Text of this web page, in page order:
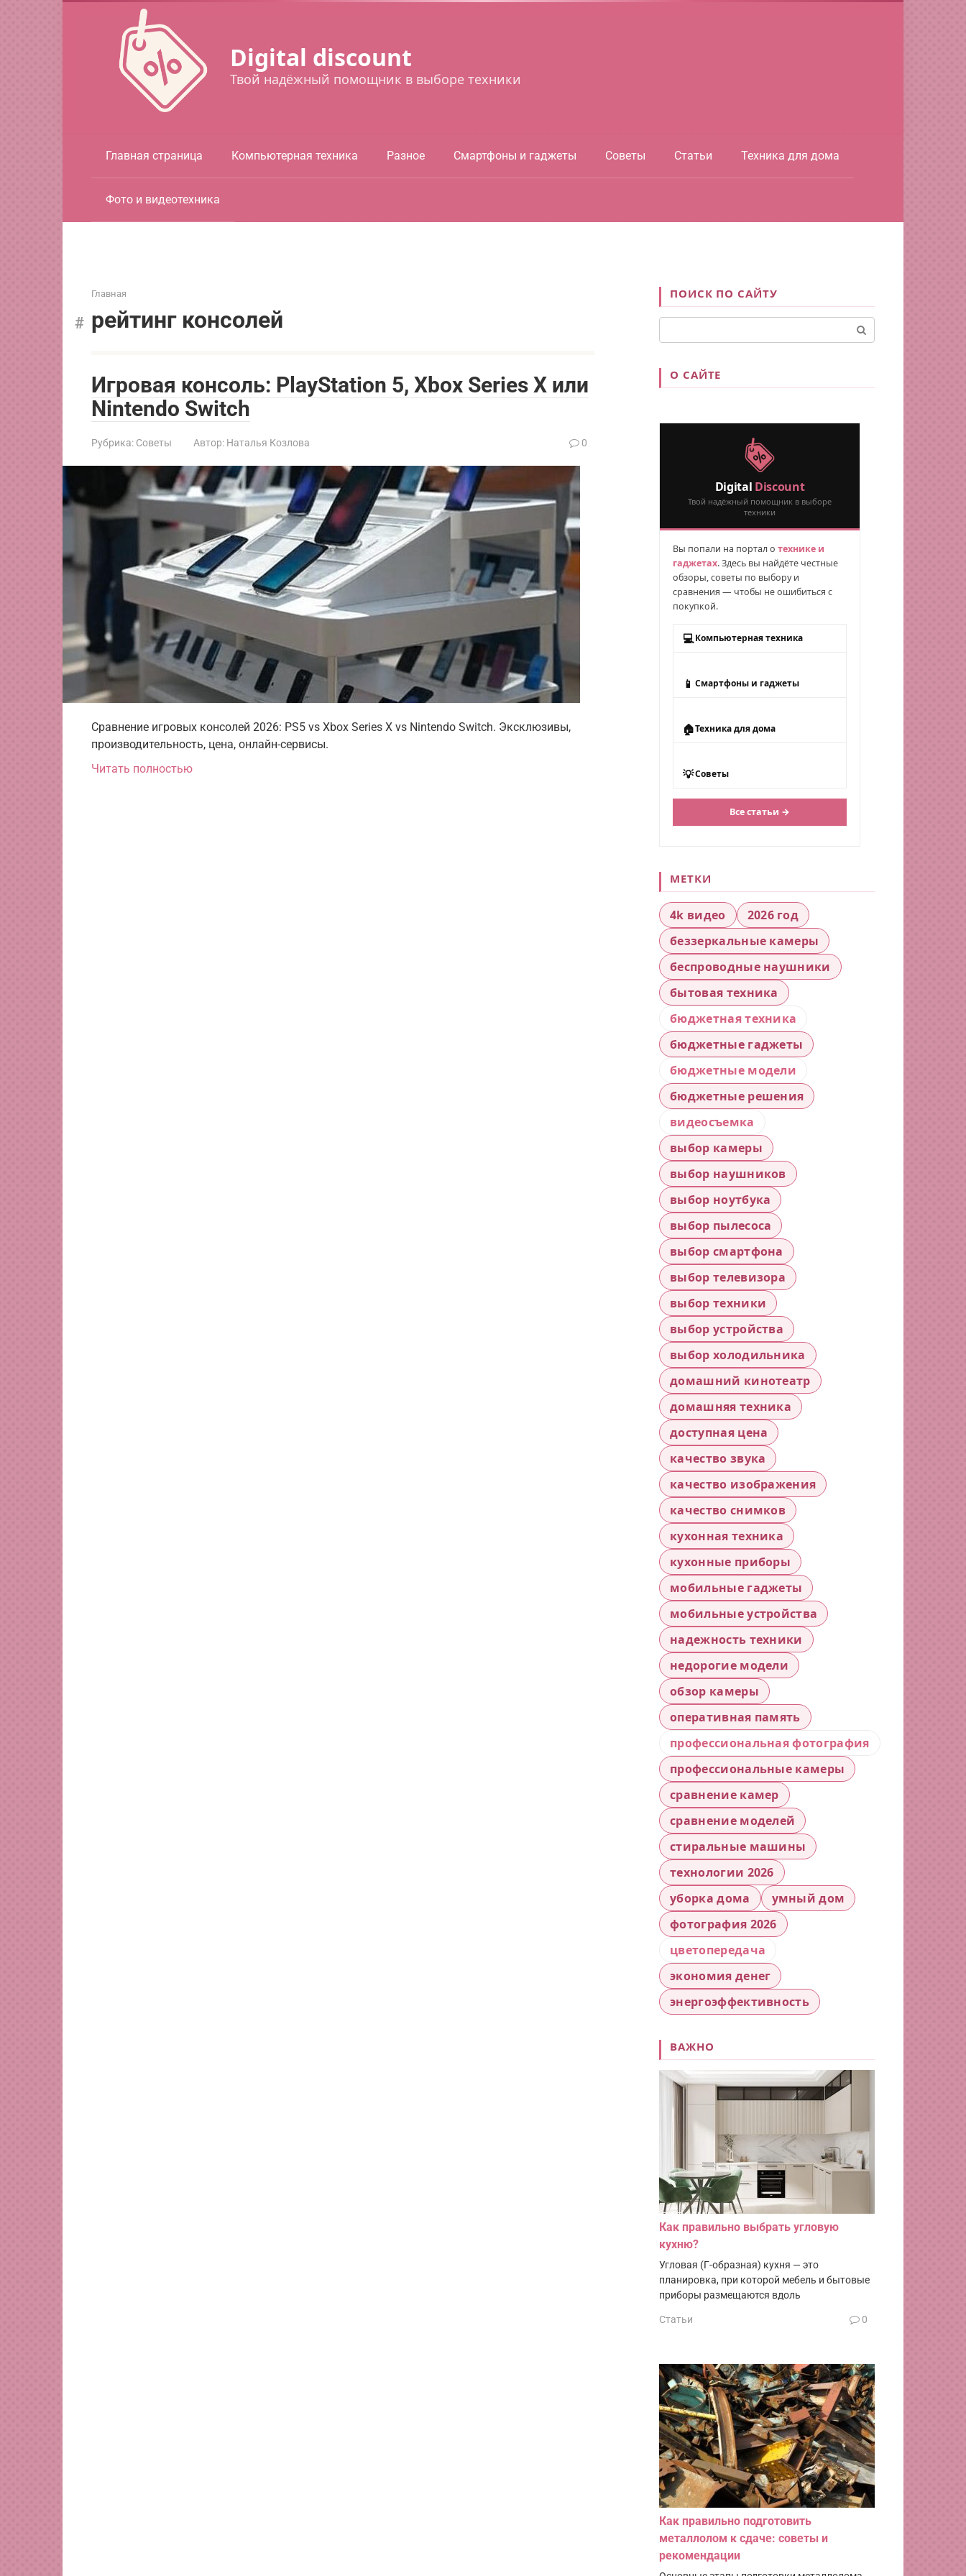
Digital discount
Твой надёжный помощник в выборе техники
Главная страница Компьютерная техника Разное Смартфоны и гаджеты Советы Статьи Техника для дома
Фото и видеотехника
Главная
рейтинг консолей
Игровая консоль: PlayStation 5, Xbox Series X или
Nintendo Switch
Рубрика: Советы Автор: Наталья Козлова 0
Сравнение игровых консолей 2026: PS5 vs Xbox Series X vs Nintendo Switch. Эксклюзивы,
производительность, цена, онлайн-сервисы.
Читать полностью
ПОИСК ПО САЙТУ
О САЙТЕ
Digital Discount
Твой надёжный помощник в выборе
техники
Вы попали на портал о технике и
гаджетах. Здесь вы найдёте честные
обзоры, советы по выбору и
сравнения — чтобы не ошибиться с
покупкой.
💻 Компьютерная техника
📱 Смартфоны и гаджеты
🏠Техника для дома
💡Советы
Все статьи →
МЕТКИ
4k видео
2026 год
беззеркальные камеры
беспроводные наушники
бытовая техника
бюджетная техника
бюджетные гаджеты
бюджетные модели
бюджетные решения
видеосъемка
выбор камеры
выбор наушников
выбор ноутбука
выбор пылесоса
выбор смартфона
выбор телевизора
выбор техники
выбор устройства
выбор холодильника
домашний кинотеатр
домашняя техника
доступная цена
качество звука
качество изображения
качество снимков
кухонная техника
кухонные приборы
мобильные гаджеты
мобильные устройства
надежность техники
недорогие модели
обзор камеры
оперативная память
профессиональная фотография
профессиональные камеры
сравнение камер
сравнение моделей
стиральные машины
технологии 2026
уборка дома
умный дом
фотография 2026
цветопередача
экономия денег
энергоэффективность
ВАЖНО
Как правильно выбрать угловую
кухню?
Угловая (Г-образная) кухня — это
планировка, при которой мебель и бытовые
приборы размещаются вдоль
Статьи 0
Как правильно подготовить
металлолом к сдаче: советы и
рекомендации